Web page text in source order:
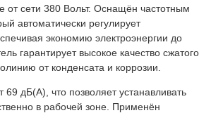
от сети 380 Вольт. Оснащён частотным
автоматически регулирует
экономию электроэнергии до
гарантирует высокое качество сжатого
от конденсата и коррозии.
дБ(А), что позволяет устанавливать
в рабочей зоне. Применён